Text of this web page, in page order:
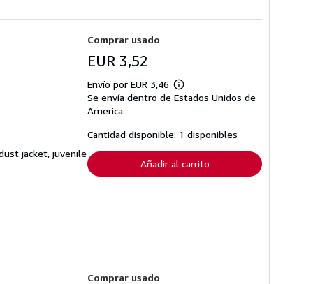
jacket, juvenile
Comprar usado
EUR 3,52
Envío por EUR 3,46
Más
información
tarifas
de
envío
Se envía dentro de Estados Unidos de
America
Cantidad disponible: 1 disponibles
Añadir al carrito
Comprar usado